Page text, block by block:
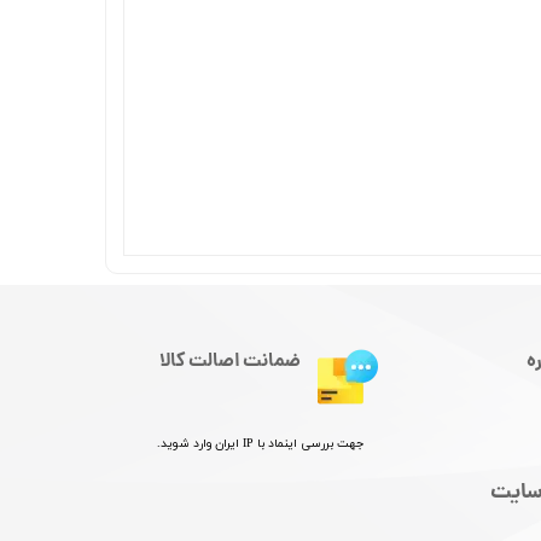
ضمانت اصالت کالا
جهت بررسی اینماد با IP ایران وارد شوید.